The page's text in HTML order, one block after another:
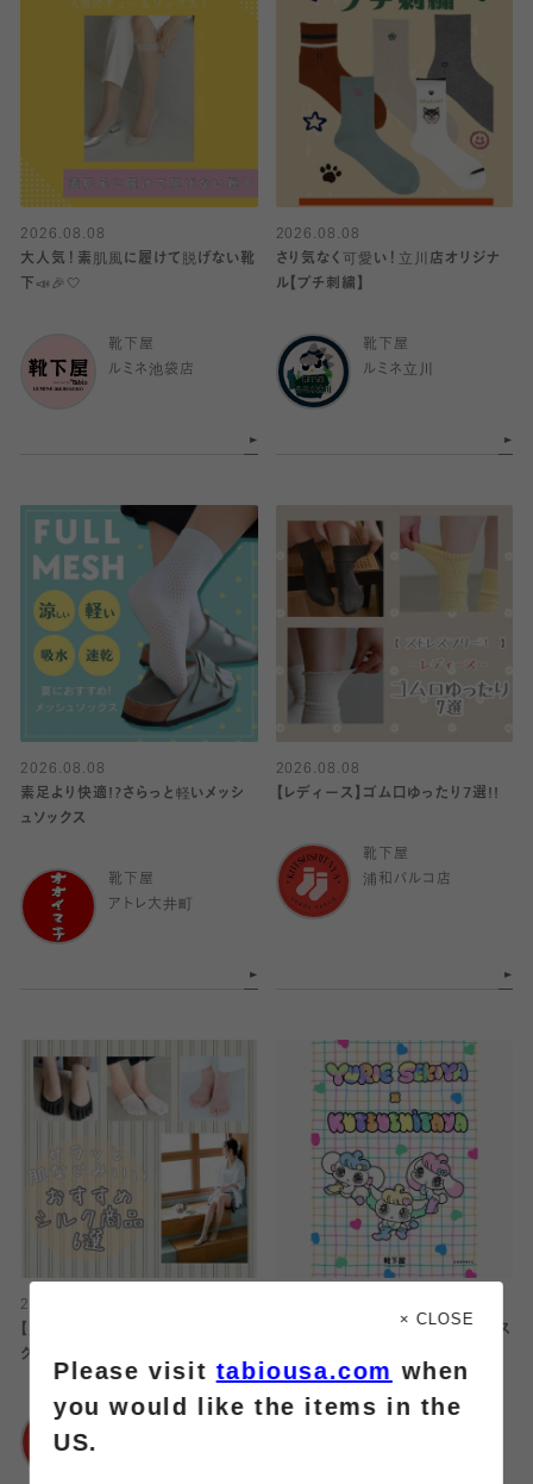
2026.08.08
大人気！素肌風に履けて脱げない靴
下📣🎉🤍
靴下屋
ルミネ池袋店
2026.08.08
さり気なく可愛い！立川店オリジナ
ル【プチ刺繍】
靴下屋
ルミネ立川
2026.08.08
素足より快適!?さらっと軽いメッシ
ュソックス
靴下屋
アトレ大井町
2026.08.08
【レディース】ゴム口ゆったり7選!!
靴下屋
浦和パルコ店
2026.08.08
【肌に優しくサラッと】おすすめシル
ク商品6選
靴下屋
【コラボ】せきやゆりえコラボソックス
浦和パルコ店
× CLOSE
Please visittabiousa.com when
you would like the items in the
US.